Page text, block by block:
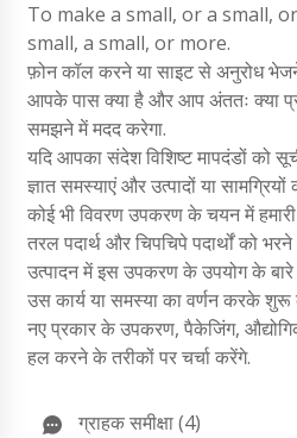
To make a small, or a small,
small, a small, or more.
फ़ोन कॉल करने या साइट से अनुरोध
आपके पास क्या है और आप अंततः क्या
समझने में मदद करेगा.
यदि आपका संदेश विशिष्ट मापदंडों को
ज्ञात समस्याएं और उत्पादों या सामग्रियों
कोई भी विवरण उपकरण के चयन में
तरल पदार्थ और चिपचिपे पदार्थों को
उत्पादन में इस उपकरण के उपयोग के बारे
उस कार्य या समस्या का वर्णन करके
नए प्रकार के उपकरण, पैकेजिंग,
हल करने के तरीकों पर चर्चा करेंगे.
ग्राहक समीक्षा (4)